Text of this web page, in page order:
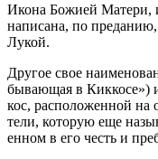
Ико­на Бо­жи­ей Ма­те­ри,
на­пи­са­на, по
Лу­кой.
Дру­гое свое
бы­ва­ю­щая в Кик­ко­се»)
кос, рас­по­ло­жен­ной на
те­ли, ко­то­рую еще
ен­ном в его честь и